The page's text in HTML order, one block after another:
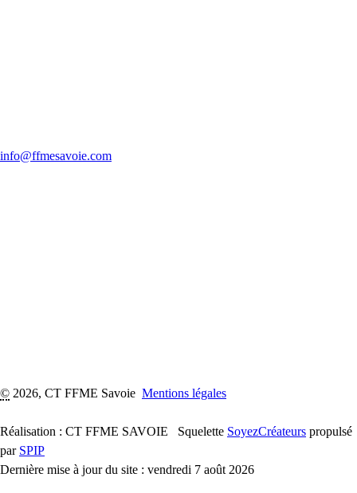
info@ffmesavoie.com
© 2026, CT FFME Savoie Mentions légales
Réalisation : CT FFME SAVOIE Squelette SoyezCréateurs propulsé
par SPIP
Dernière mise à jour du site : vendredi 7 août 2026